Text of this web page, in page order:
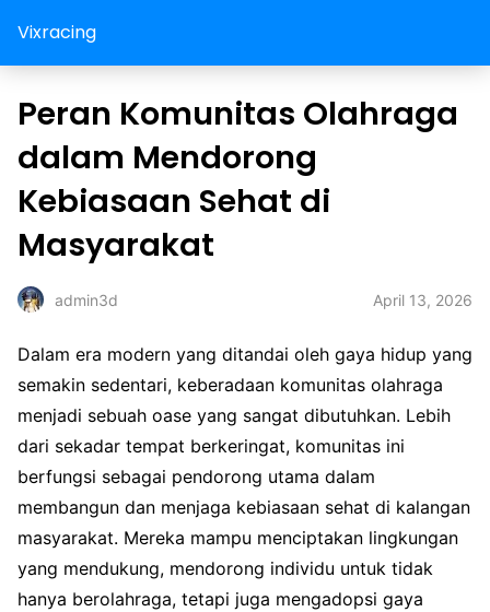
Vixracing
Peran Komunitas Olahraga
dalam Mendorong
Kebiasaan Sehat di
Masyarakat
admin3d April 13, 2026
Dalam era modern yang ditandai oleh gaya hidup yang
semakin sedentari, keberadaan komunitas olahraga
menjadi sebuah oase yang sangat dibutuhkan. Lebih
dari sekadar tempat berkeringat, komunitas ini
berfungsi sebagai pendorong utama dalam
membangun dan menjaga kebiasaan sehat di kalangan
masyarakat. Mereka mampu menciptakan lingkungan
yang mendukung, mendorong individu untuk tidak
hanya berolahraga, tetapi juga mengadopsi gaya